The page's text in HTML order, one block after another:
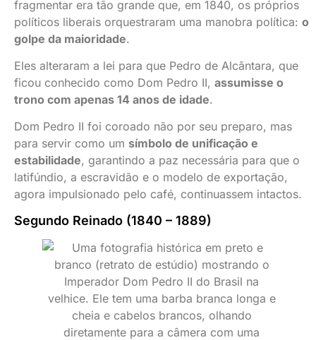
fragmentar era tão grande que, em 1840, os próprios
políticos liberais orquestraram uma manobra política: o
golpe da maioridade.
Eles alteraram a lei para que Pedro de Alcântara, que
ficou conhecido como Dom Pedro II, assumisse o
trono com apenas 14 anos de idade.
Dom Pedro II foi coroado não por seu preparo, mas
para servir como um símbolo de unificação e
estabilidade, garantindo a paz necessária para que o
latifúndio, a escravidão e o modelo de exportação,
agora impulsionado pelo café, continuassem intactos.
Segundo Reinado (1840 – 1889)